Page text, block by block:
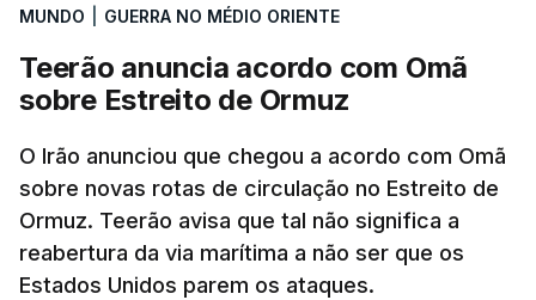
MUNDO GUERRA NO MÉDIO ORIENTE
Teerão anuncia acordo com Omã
sobre Estreito de Ormuz
O Irão anunciou que chegou a acordo com Omã
sobre novas rotas de circulação no Estreito de
Ormuz. Teerão avisa que tal não significa a
reabertura da via marítima a não ser que os
Estados Unidos parem os ataques.